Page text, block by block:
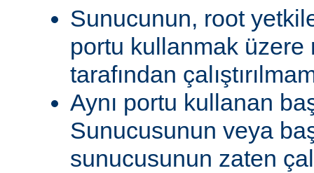
Sunucunun, root
portu kullanmak üzere
tarafından
Aynı portu kullanan
Sunucusunun veya
sunucusunun zaten